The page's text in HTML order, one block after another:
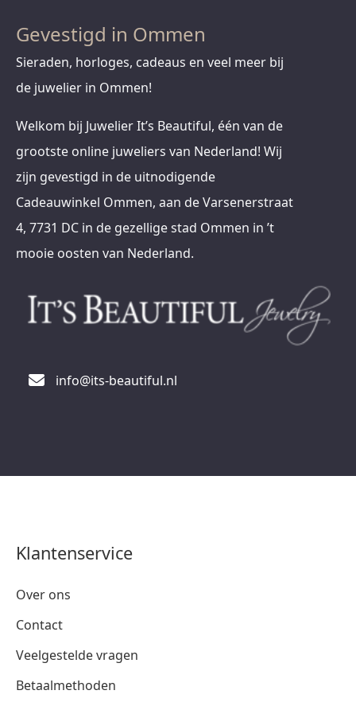
Gevestigd in Ommen
Sieraden, horloges, cadeaus en veel meer bij
de juwelier in Ommen!
Welkom bij Juwelier It’s Beautiful, één van de
grootste online juweliers van Nederland! Wij
zijn gevestigd in de uitnodigende
Cadeauwinkel Ommen, aan de Varsenerstraat
4, 7731 DC in de gezellige stad Ommen in ’t
mooie oosten van Nederland.
info@its-beautiful.nl
Klantenservice
Over ons
Contact
Veelgestelde vragen
Betaalmethoden